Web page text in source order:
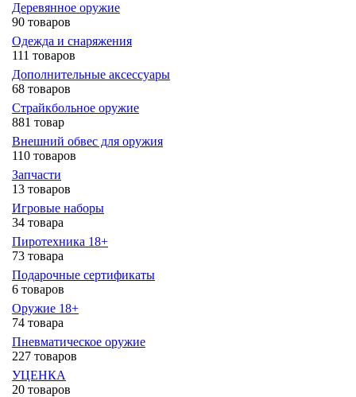
Деревянное оружие
90 товаров
Одежда и снаряжения
111 товаров
Дополнительные аксессуары
68 товаров
Страйкбольное оружие
881 товар
Внешний обвес для оружия
110 товаров
Запчасти
13 товаров
Игровые наборы
34 товара
Пиротехника 18+
73 товара
Подарочные сертификаты
6 товаров
Оружие 18+
74 товара
Пневматическое оружие
227 товаров
УЦЕНКА
20 товаров